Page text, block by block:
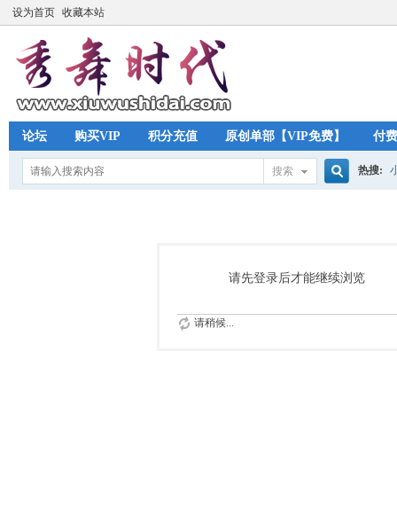
设为首页 收藏本站
论坛 购买VIP 积分充值 原创单部【VIP免费】 付
搜索
索
热搜:
请先登录后才能继续浏览
请稍候...